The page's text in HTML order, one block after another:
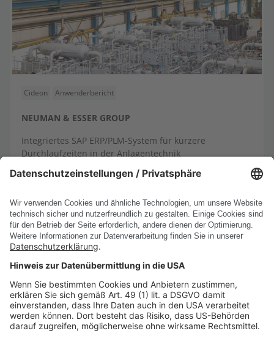
Cideon Anwenderbericht
NEUMAN & ESSER GROUP
Integriertes SAP ERP/PLM-System für kürzere
Durchlaufzeiten in der Anlagentechnik